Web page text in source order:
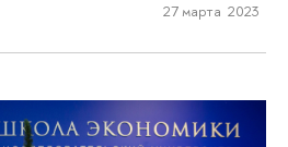
27 марта 2023